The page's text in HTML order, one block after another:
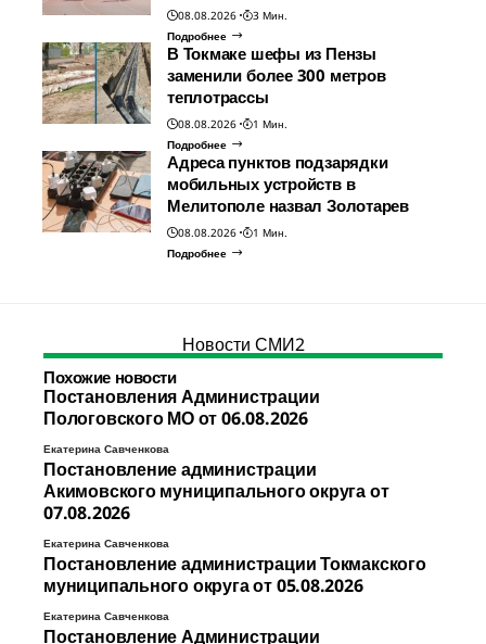
08.08.2026
3 Мин.
Подробнее
В Токмаке шефы из Пензы
заменили более 300 метров
теплотрассы
08.08.2026
1 Мин.
Подробнее
Адреса пунктов подзарядки
мобильных устройств в
Мелитополе назвал Золотарев
08.08.2026
1 Мин.
Подробнее
Новости СМИ2
Похожие новости
Постановления Администрации
Пологовского МО от 06.08.2026
Екатерина Савченкова
Постановление администрации
Акимовского муниципального округа от
07.08.2026
Екатерина Савченкова
Постановление администрации Токмакского
муниципального округа от 05.08.2026
Екатерина Савченкова
Постановление Администрации